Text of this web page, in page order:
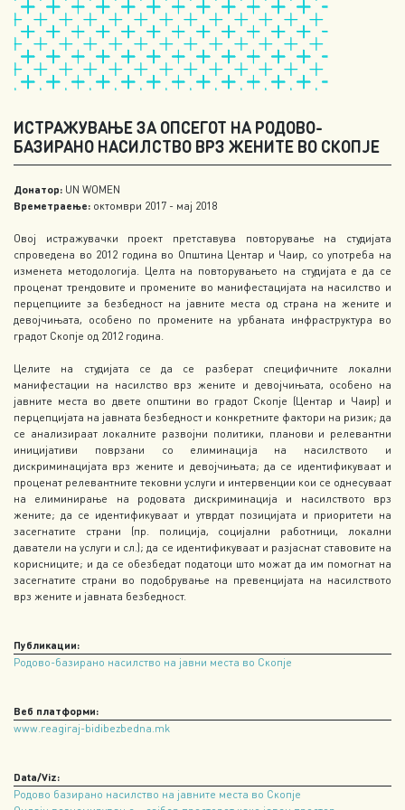
ИСТРАЖУВАЊЕ ЗА ОПСЕГОТ НА РОДОВО-
БАЗИРАНО НАСИЛСТВО ВРЗ ЖЕНИТЕ ВО СКОПЈЕ
Донатор: UN WOMEN
Времетраење: октомври 2017 - мај 2018
Овој истражувачки проект претставува повторување на студијата
спроведена во 2012 година во Општина Центар и Чаир, со употреба на
изменета методологија. Целта на повторувањето на студијата е да се
проценат трендовите и промените во манифестацијата на насилство и
перцепциите за безбедност на јавните места од страна на жените и
девојчињата, особено по промените на урбаната инфраструктура во
градот Скопје од 2012 година.
Целите на студијата се да се разберат специфичните локални
манифестации на насилство врз жените и девојчињата, особено на
јавните места во двете општини во градот Скопје (Центар и Чаир) и
перцепцијата на јавната безбедност и конкретните фактори на ризик; да
се анализираат локалните развојни политики, планови и релевантни
иницијативи поврзани со елиминација на насилството и
дискриминацијата врз жените и девојчињата; да се идентификуваат и
проценат релевантните тековни услуги и интервенции кои се однесуваат
на елиминирање на родовата дискриминација и насилството врз
жените; да се идентификуваат и утврдат позицијата и приоритети на
засегнатите страни (пр. полиција, социјални работници, локални
даватели на услуги и сл.); да се идентификуваат и разјаснат ставовите на
корисниците; и да се обезбедат податоци што можат да им помогнат на
засегнатите страни во подобрување на превенцијата на насилството
врз жените и јавната безбедност.
Публикации:
Родово-базирано насилство на јавни места во Скопје
Веб платформи:
www.reagiraj-bidibezbedna.mk
Data/Viz:
Родово базирано насилство на јавните места во Скопје